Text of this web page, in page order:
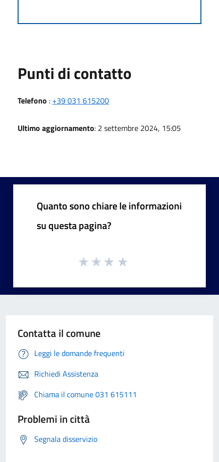
Punti di contatto
Telefono : +39 031 615200
Ultimo aggiornamento: 2 settembre 2024, 15:05
Quanto sono chiare le informazioni
su questa pagina?
Contatta il comune
Leggi le domande frequenti
Richiedi Assistenza
Chiama il comune 031 615111
Problemi in città
Segnala disservizio